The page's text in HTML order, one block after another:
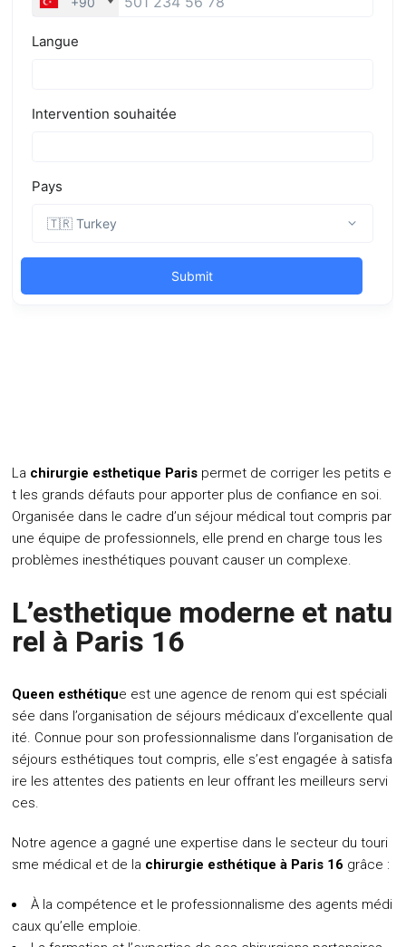
La chirurgie esthetique Paris permet de corriger les petits e
t les grands défauts pour apporter plus de confiance en soi.
Organisée dans le cadre d’un séjour médical tout compris par
une équipe de professionnels, elle prend en charge tous les
problèmes inesthétiques pouvant causer un complexe.
L’esthetique moderne et natu
rel à Paris 16
Queen esthétique est une agence de renom qui est spéciali
sée dans l’organisation de séjours médicaux d’excellente qual
ité. Connue pour son professionnalisme dans l’organisation de
séjours esthétiques tout compris, elle s’est engagée à satisfa
ire les attentes des patients en leur offrant les meilleurs servi
ces.
Notre agence a gagné une expertise dans le secteur du touri
sme médical et de la chirurgie esthétique à Paris 16 grâce :
À la compétence et le professionnalisme des agents médi
caux qu’elle emploie.